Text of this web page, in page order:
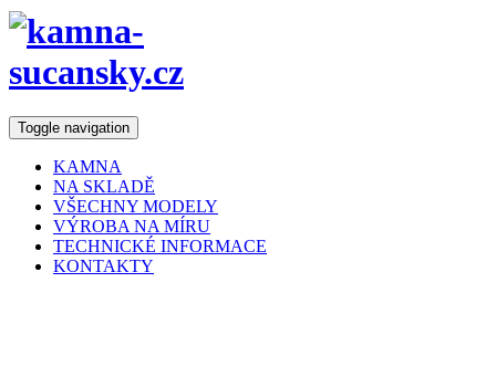
Toggle navigation
KAMNA
NA SKLADĚ
VŠECHNY MODELY
VÝROBA NA MÍRU
TECHNICKÉ INFORMACE
KONTAKTY